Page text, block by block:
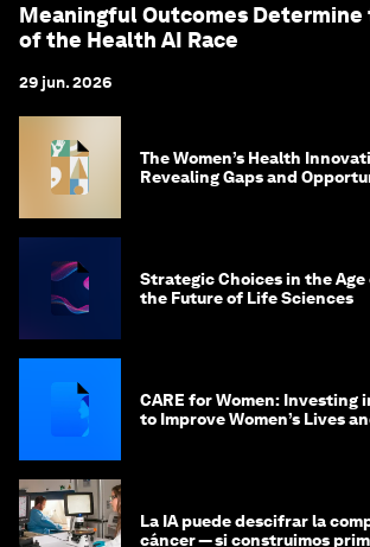
Meaningful Outcomes Determine
of the Health AI Race
29 jun. 2026
The Women’s Health
Revealing Gaps and
Strategic Choices in the Age
the Future of Life Sciences
CARE for Women: Investing
to Improve Women’s Lives
La IA puede descifrar la
cáncer — si construimos